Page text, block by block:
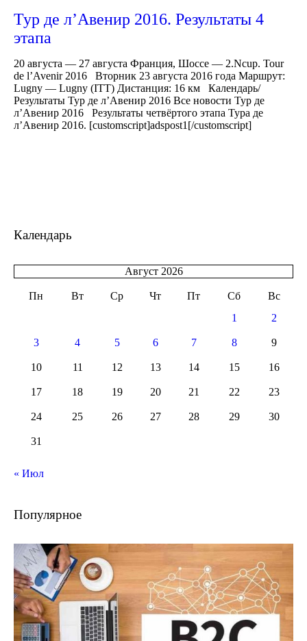
Тур де л’Авенир 2016. Результаты 4
этапа
20 августа — 27 августа Франция, Шоссе — 2.Ncup. Tour
de l’Avenir 2016 Вторник 23 августа 2016 года Маршрут:
Lugny — Lugny (ITT) Дистанция: 16 км Календарь/
Результаты Тур де л’Авенир 2016 Все новости Тур де
л’Авенир 2016 Результаты четвёртого этапа Тура де
л’Авенир 2016. [customscript]adspost1[/customscript]
Календарь
Август 2026
Пн Вт Ср Чт Пт Сб
Вс
1
2
3 4 5 6 7 8 9
10 11 12 13 14 15 16
17 18 19 20 21 22 23
24 25 26 27 28 29 30
31
« Июл
Популярное